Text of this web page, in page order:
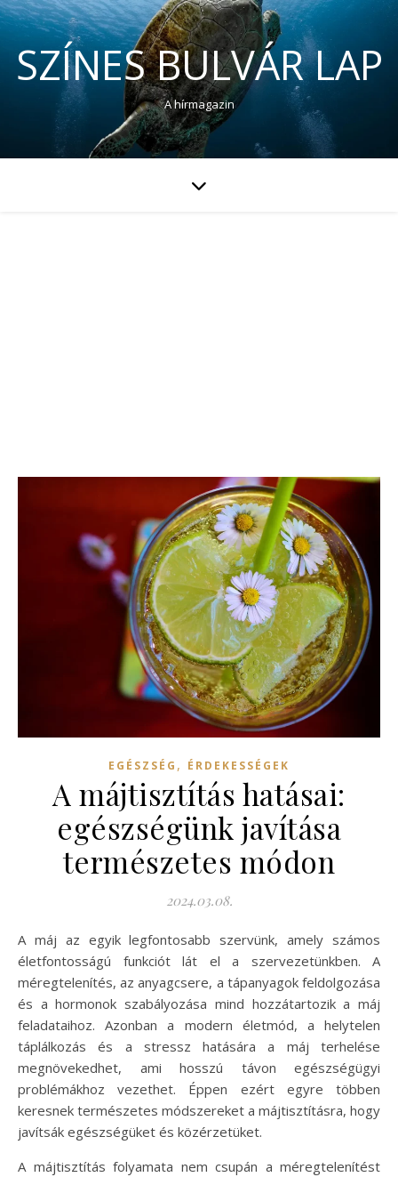
SZÍNES BULVÁR LAP
A hírmagazin
EGÉSZSÉG , ÉRDEKESSÉGEK
A májtisztítás hatásai:
egészségünk javítása
természetes módon
2024.03.08.
A máj az egyik legfontosabb szervünk, amely számos
életfontosságú funkciót lát el a szervezetünkben. A
méregtelenítés, az anyagcsere, a tápanyagok feldolgozása
és a hormonok szabályozása mind hozzátartozik a máj
feladataihoz. Azonban a modern életmód, a helytelen
táplálkozás és a stressz hatására a máj terhelése
megnövekedhet, ami hosszú távon egészségügyi
problémákhoz vezethet. Éppen ezért egyre többen
keresnek természetes módszereket a májtisztításra, hogy
javítsák egészségüket és közérzetüket.
A májtisztítás folyamata nem csupán a méregtelenítést